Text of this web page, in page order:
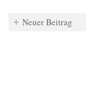
Neuer Beitrag